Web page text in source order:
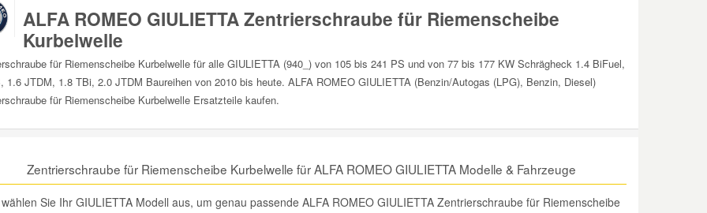
ALFA ROMEO GIULIETTA Zentrierschraube für Riemenscheibe
Kurbelwelle
für Riemenscheibe Kurbelwelle für alle GIULIETTA (940_) von 105 bis 241 PS und von 77 bis 177 KW Schrägheck 1.4 BiFuel,
1.6 JTDM, 1.8 TBi, 2.0 JTDM Baureihen von 2010 bis heute. ALFA ROMEO GIULIETTA (Benzin/Autogas (LPG), Benzin, Diesel)
für Riemenscheibe Kurbelwelle Ersatzteile kaufen.
Zentrierschraube für Riemenscheibe Kurbelwelle für ALFA ROMEO GIULIETTA Modelle & Fahrzeuge
Sie Ihr GIULIETTA Modell aus, um genau passende ALFA ROMEO GIULIETTA Zentrierschraube für Riemenscheibe